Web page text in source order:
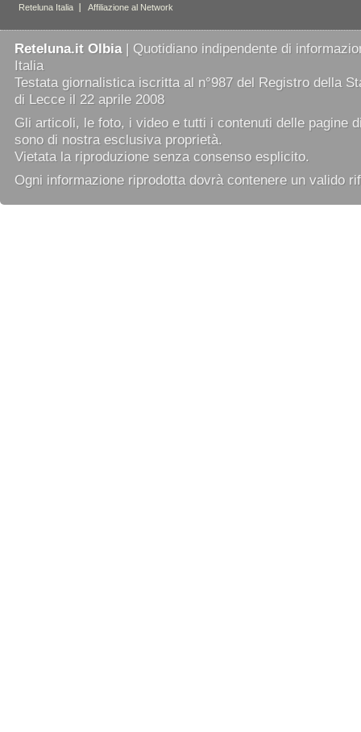
Reteluna.it Olbia| Quotidiano indipendente di
Italia
Testata giornalistica iscritta al n°987 del Registro della
di Lecce il 22 aprile 2008
Gli articoli, le foto, i video e tutti i contenuti delle pagine
sono di nostra esclusiva proprietà.
Vietata la riproduzione senza consenso esplicito.
Ogni informazione riprodotta dovrà contenere un valido